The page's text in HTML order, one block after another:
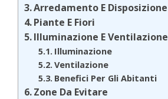
Arredamento E Disposizione
Piante E Fiori
Illuminazione E Ventilazione
Illuminazione
Ventilazione
Benefici Per Gli Abitanti
Zone Da Evitare